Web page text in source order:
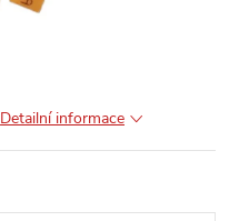
Detailní informace